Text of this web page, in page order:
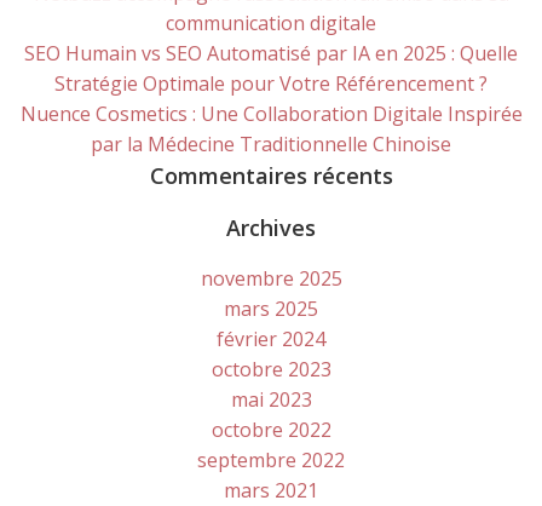
communication digitale
SEO Humain vs SEO Automatisé par IA en 2025 : Quelle
Stratégie Optimale pour Votre Référencement ?
Nuence Cosmetics : Une Collaboration Digitale Inspirée
par la Médecine Traditionnelle Chinoise
Commentaires récents
Archives
novembre 2025
mars 2025
février 2024
octobre 2023
mai 2023
octobre 2022
septembre 2022
mars 2021